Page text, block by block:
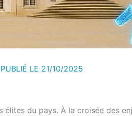
LE 21/10/2025
du pays. À la croisée des